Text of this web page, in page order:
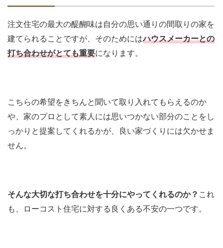
注文住宅の最大の醍醐味は自分の思い通りの間取りの家を
建てられることですが、そのためにはハウスメーカーとの
打ち合わせがとても重要になります。
こちらの希望をきちんと聞いて取り入れてもらえるのか
や、家のプロとして素人には思いつかない部分のことをし
っかりと提案してくれるかが、良い家づくりには欠かせま
せん。
そんな大切な打ち合わせを十分にやってくれるのか？ これ
も、ローコスト住宅に対する良くある不安の一つです。